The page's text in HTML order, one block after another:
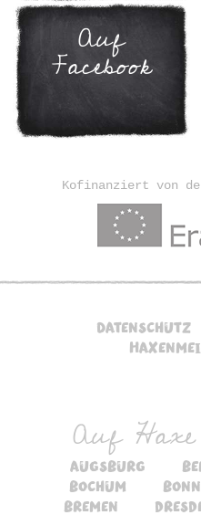
Auf
Facebook
Kofinanziert von
Datenschutz
Auf
augsburg
bochum
bonn
bremen